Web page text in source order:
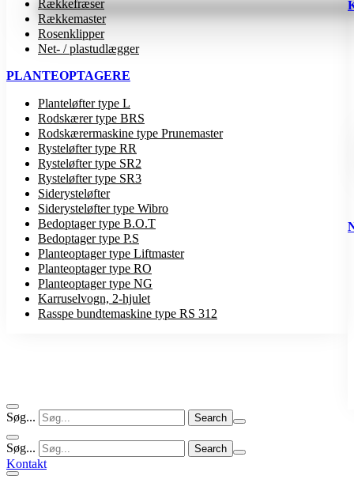
Rækkefræser
Rækkemaster
Rosenklipper
Net- / plastudlægger
PLANTEOPTAGERE
Planteløfter type L
Rodskærer type BRS
Rodskærermaskine type Prunemaster
Rysteløfter type RR
Rysteløfter type SR2
Rysteløfter type SR3
Siderysteløfter
Siderysteløfter type Wibro
Bedoptager type B.O.T
Bedoptager type P.S
Planteoptager type Liftmaster
Planteoptager type RO
Planteoptager type NG
Karruselvogn, 2-hjulet
Rasspe bundtemaskine type RS 312
Søg...
Søg...
Kontakt